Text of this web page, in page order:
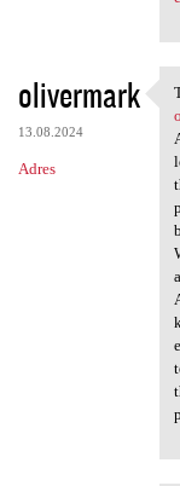
olivermark
13.08.2024
Adres